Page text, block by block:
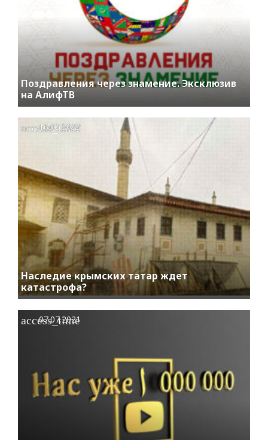
Поздравления через знамение. Эксклюзив
на АлифТВ
Наследие крымских татар ждет
катастрофа?
access_time
16.02.2022
access_time
07.07.2021